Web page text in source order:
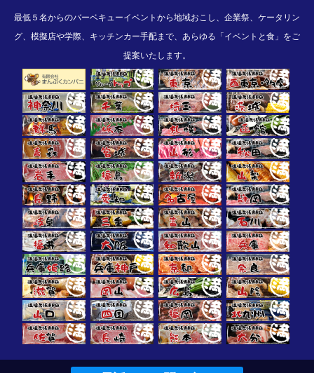
最低５名からのバーベキューイベントから地域おこし、企業祭、ケータリン
グ、模擬店や学際、キッチンカー手配まで、あらゆる「イベントと食」をご
提案いたします。